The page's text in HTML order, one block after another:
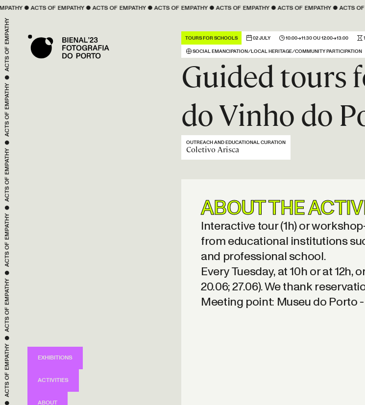
EXHIBITIONS
ACTIVITIES
ABOUT
TOURS FOR SCHOOLS 02 JULY 10:00→11:30 OU 12:00→13:00
SOCIAL EMANCIPATION ⁄ LOCAL HERITAGE ⁄ COMMUNITY PARTICIPATION
Guided tours
do Vinho do
OUTREACH AND EDUCATIONAL CURATION
Coletivo Arisca
ABOUT THE
Interactive tour (1h) or
from educational institutions
and professional school.
Every Tuesday, at 10h or at 12h,
20.06; 27.06). We thank
Meeting point: Museu do Porto
EMPATHY ● ACTS OF EMPATHY ● ACTS OF EMPATHY ● ACTS OF EMPATHY ● ACTS OF EMPATHY ● ACTS OF EMPATHY ●
●
ACTS OF
EMPATHY
●
ACTS OF
EMPATHY
●
ACTS OF
EMPATHY
●
ACTS OF
EMPATHY
●
ACTS OF
EMPATHY
●
ACTS OF
EMPATHY